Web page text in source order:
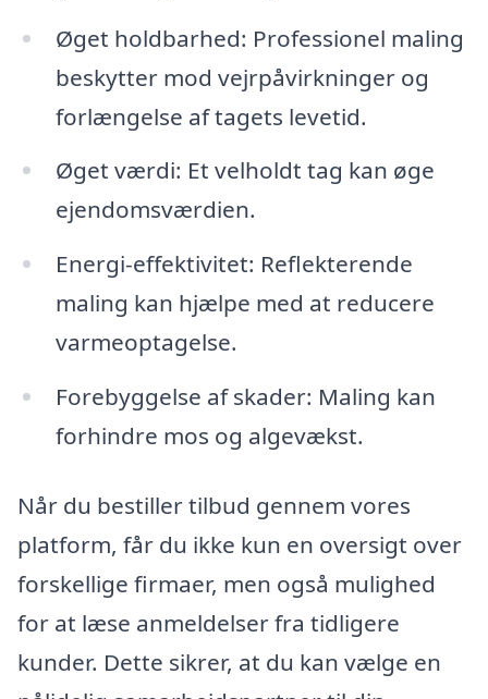
Øget holdbarhed: Professionel maling
beskytter mod vejrpåvirkninger og
forlængelse af tagets levetid.
Øget værdi: Et velholdt tag kan øge
ejendomsværdien.
Energi-effektivitet: Reflekterende
maling kan hjælpe med at reducere
varmeoptagelse.
Forebyggelse af skader: Maling kan
forhindre mos og algevækst.
Når du bestiller tilbud gennem vores
platform, får du ikke kun en oversigt over
forskellige firmaer, men også mulighed
for at læse anmeldelser fra tidligere
kunder. Dette sikrer, at du kan vælge en